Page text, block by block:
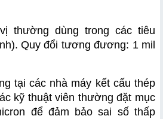
thường dùng trong các tiêu
Quy đổi tương đương: 1 mil
tại các nhà máy kết cấu thép
kỹ thuật viên thường đặt mục
để đảm bảo sai số thấp